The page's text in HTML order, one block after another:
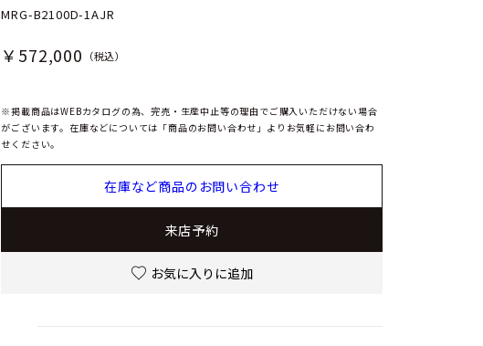
MRG-B2100D-1AJR
￥572,000 （税込）
※掲載商品はWEBカタログの為、完売・生産中止等の理由でご購入いただけない場合
がございます。在庫などについては「商品のお問い合わせ」よりお気軽にお問い合わ
せください。
在庫など商品のお問い合わせ
来店予約
お気に入りに追加